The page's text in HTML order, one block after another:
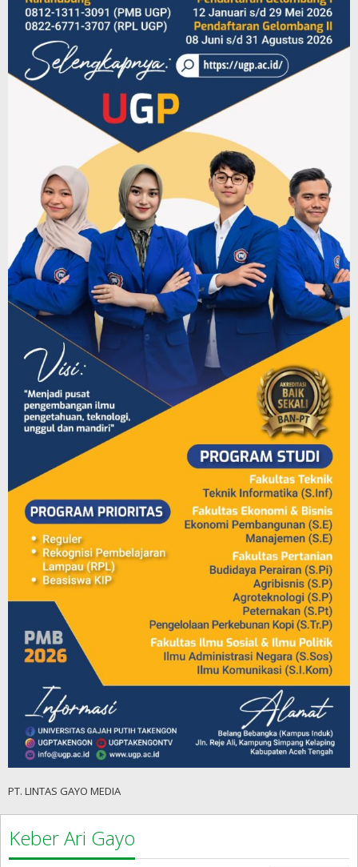
PT. LINTAS GAYO MEDIA
Keber Ari Gayo